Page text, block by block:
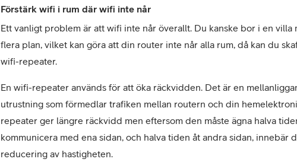
Förstärk wifi i rum där wifi inte når
Ett vanligt problem är att wifi inte når överallt. Du kanske bor i en villa
flera plan, vilket kan göra att din router inte når alla rum, då kan du
wifi-repeater.
En wifi-repeater används för att öka räckvidden. Det är en
utrustning som förmedlar trafiken mellan routern och din
repeater ger längre räckvidd men eftersom den måste ägna halva
kommunicera med ena sidan, och halva tiden åt andra sidan, innebär
reducering av hastigheten.